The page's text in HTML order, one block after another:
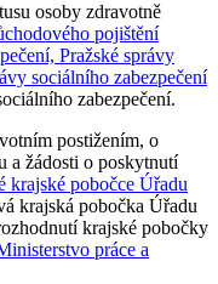
osoby zdravotně
pojištění
Pražské správy
sociálního zabezpečení
zabezpečení.
postižením, o
a žádosti o poskytnutí
krajské pobočce Úřadu
krajská pobočka Úřadu
krajské pobočky
práce a